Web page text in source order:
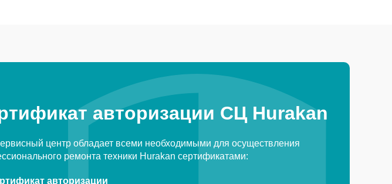
авторизации СЦ Hurakan
центр обладает всеми необходимыми для осуществления
ремонта техники Hurakan сертификатами:
авторизации